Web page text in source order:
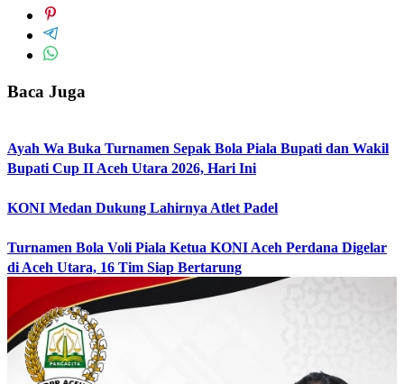
Baca Juga
Ayah Wa Buka Turnamen Sepak Bola Piala Bupati dan Wakil
Bupati Cup II Aceh Utara 2026, Hari Ini
KONI Medan Dukung Lahirnya Atlet Padel
Turnamen Bola Voli Piala Ketua KONI Aceh Perdana Digelar
di Aceh Utara, 16 Tim Siap Bertarung